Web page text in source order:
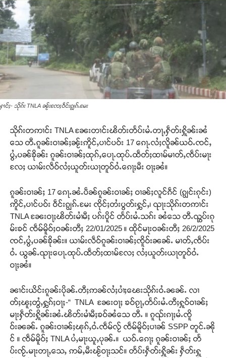
ႁၢင်ႈ- သိုၵ်း TNLA ၼႂ်းၸႄႈဝဵင်းၵျွၵ်ႉမႄး
သိုၵ်းတဢၢင်း TNLA ၼႄးတၢင်းၽိတ်းတႅပ်းမႆႉတႃႇႁဵတ်းႁိူၼ်းၼႆ
သေ တီႉၵူၼ်းဝၢၼ်ႈၼႂ်းဢိူင်ႇပၢင်ပဝ်း 17 ၵေႃႉလႆႈလိူၼ်ယဝ်ႉၸင်ႇ
ပွႆႇပၼ်ၶိုၼ်း ၵူၼ်းဝၢၼ်ႈထုၵ်ႇပေႃႉထုပ်ႉထဵတ်ႈထၢမ်မၢတ်ႇၸဵပ်းမႃး
လႄႈ ယၢမ်းလဵဝ်လႆႈယူတ်းယႃတူဝ်ဝႆႉၵေႃႈမီး ဝႃႈၼႆ။
ၵူၼ်းဝၢၼ်ႈ 17 ၵေႃႉၼႆႉပဵၼ်ၵူၼ်းဝၢၼ်ႈ ဝၢၼ်ႈလူင်ၵဵင် (ၵျွင်းၵုင်း)
ဢိူင်ႇပၢင်ပဝ်း ဝဵင်းၵျွၵ်ႉမႄး ၸိုင်ႈတႆးပွတ်းႁွင်ႇ၊ ၺႃးသိုၵ်းတဢၢင်း
TNLA ၼႄးဝႃႈၽိတ်းမၢႆမီႈ ပၵ်းပိူင် တႅပ်းမႆႉသၵ်း ၼႆသေ တီႉၺွပ်းၵု
မ်းၶင် ၸဵမ်မိူဝ်ႈဝၼ်းတီႈ 22/01/2025 ။ ထိုင်မႃးဝၼ်းတီႈ 26/2/2025
ၸင်ႇပွႆႇပၼ်ၶိုၼ်း။ ယၢမ်းလဵဝ်ၵူၼ်းဝၢၼ်ႈၸိူဝ်းၼၼ်ႉ မၢတ်ႇၸဵပ်း
ဝႆႉ ယွၼ်ႉၺႃးပေႃႉထုပ်ႉထဵတ်ႈထၢမ်လႄႈ လႆႈယူတ်းယႃတူဝ်ဝႆႉ
ဝႃႈၼႆ။
ၼၢင်းယိင်းၵူၼ်းပိုၼ်ႉတီႈဢၼ်လႆႈပၢႆႈၽေးသိုၵ်းဝႆႉၼၼ်ႉ လၢ
တ်ႈၽူႈတွႆႇႁွၵ်ႈဝႃႈ-“ TNLA ၼႄးဝႃႈ ၶဝ်ၵႂႃႇတႅပ်းမႆႉတီႈႁူဝ်ဝၢၼ်ႈ
မႃးႁဵတ်းႁိူၼ်းၼႆႉၽိတ်းမၢႆမီႈၶဝ်ၼႆသေ တီႉ ။ ၵူၺ်းၵႃႈမႆႉၸိူ
ဝ်းၼၼ်ႉ ၵူၼ်းဝၢၼ်ႈၽုၵ်ႇဝႆႉၸဵမ်လႂ် ၸဵမ်မိူဝ်ႈပၢၼ် SSPP တူင်ႉၼို
င် ။ ၸဵမ်မိူဝ်ႈ TNLA ပႆႇမႃးယူႇပုၼ်ႉ။ ယဝ်ႉၵေႃႈ ၵူၼ်းဝၢၼ်ႈ တႅ
ပ်းၸႂ်ႉမႃးတႃႇသေႇ ဢမ်ႇမီးၽႂ်ဝႃႈသင်။ တႅပ်းႁဵတ်းႁိူၼ်း ႁဵတ်းႁူ